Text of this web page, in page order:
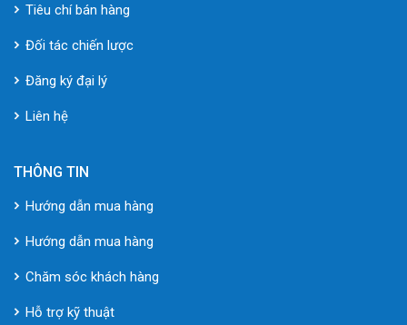
Tiêu chí bán hàng
Đối tác chiến lược
Đăng ký đại lý
Liên hệ
THÔNG TIN
Hướng dẫn mua hàng
Hướng dẫn mua hàng
Chăm sóc khách hàng
Hỗ trợ kỹ thuật